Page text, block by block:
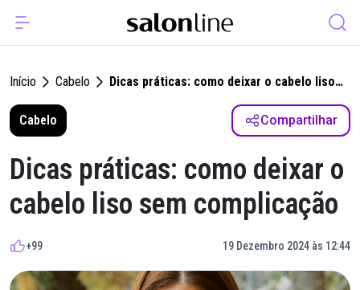
Início Cabelo
Dicas práticas: como deixar o cabelo liso
Cabelo
Compartilhar
Dicas práticas: como deixar o
cabelo liso sem complicação
+99 19 Dezembro 2024 às 12:44